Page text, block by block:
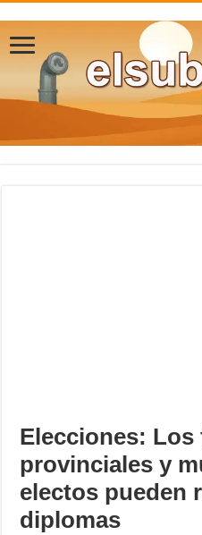
Elecciones:
provinciales y
electos pueden
diplomas